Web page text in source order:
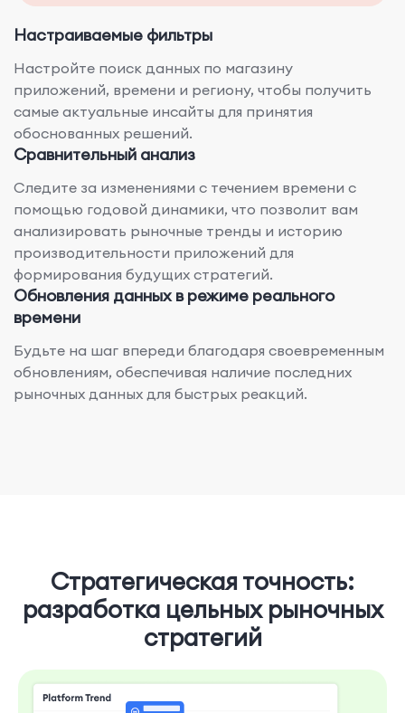
Настраиваемые фильтры
Настройте поиск данных по магазину
приложений, времени и региону, чтобы получить
самые актуальные инсайты для принятия
обоснованных решений.
Сравнительный анализ
Следите за изменениями с течением времени с
помощью годовой динамики, что позволит вам
анализировать рыночные тренды и историю
производительности приложений для
формирования будущих стратегий.
Обновления данных в режиме реального
времени
Будьте на шаг впереди благодаря своевременным
обновлениям, обеспечивая наличие последних
рыночных данных для быстрых реакций.
Стратегическая точность:
разработка цельных рыночных
стратегий